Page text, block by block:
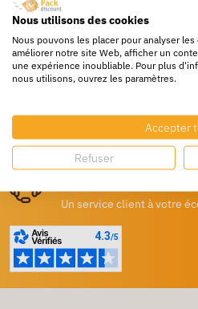
Livraison rapide
24/72h partout en europe
Livraison gratuite
Profitez de prix bas toute
Un service client à votre
Nous utilisons des cookies
Nous pouvons les placer pour analyser
améliorer notre site Web, afficher un
une expérience inoubliable. Pour plus
nous utilisons, ouvrez les paramètres.
Accepter
Refuser